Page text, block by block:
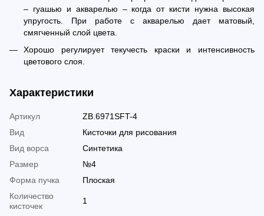
– гуашью и акварелью – когда от кисти нужна высокая
упругость. При работе с акварелью дает матовый,
смягченный слой цвета.
Хорошо регулирует текучесть краски и интенсивность
цветового слоя.
Характеристики
Артикул
ZB.6971SFT-4
Вид
Кисточки для рисования
Вид ворса
Синтетика
Размер
№4
Форма пучка
Плоская
Количество
кисточек
1